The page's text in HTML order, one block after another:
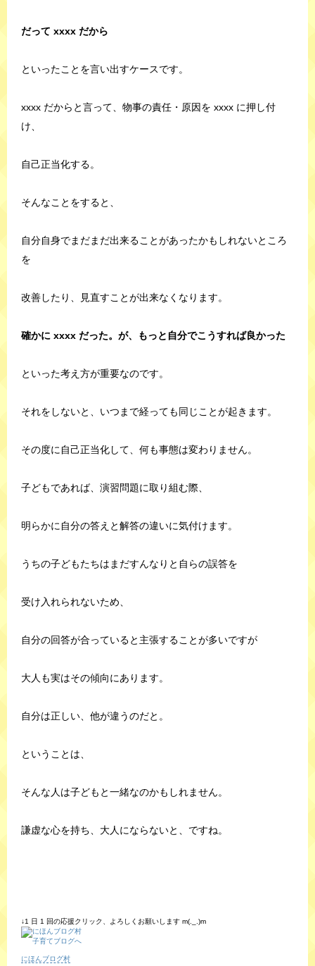
だって xxxx だから
といったことを言い出すケースです。
xxxx だからと言って、物事の責任・原因を xxxx に押し付
け、
自己正当化する。
そんなことをすると、
自分自身でまだまだ出来ることがあったかもしれないところ
を
改善したり、見直すことが出来なくなります。
確かに xxxx だった。が、もっと自分でこうすれば良かった
といった考え方が重要なのです。
それをしないと、いつまで経っても同じことが起きます。
その度に自己正当化して、何も事態は変わりません。
子どもであれば、演習問題に取り組む際、
明らかに自分の答えと解答の違いに気付けます。
うちの子どもたちはまだすんなりと自らの誤答を
受け入れられないため、
自分の回答が合っていると主張することが多いですが
大人も実はその傾向にあります。
自分は正しい、他が違うのだと。
ということは、
そんな人は子どもと一緒なのかもしれません。
謙虚な心を持ち、大人にならないと、ですね。
↓1 日 1 回の応援クリック、よろしくお願いします m(._.)m
にほんブログ村